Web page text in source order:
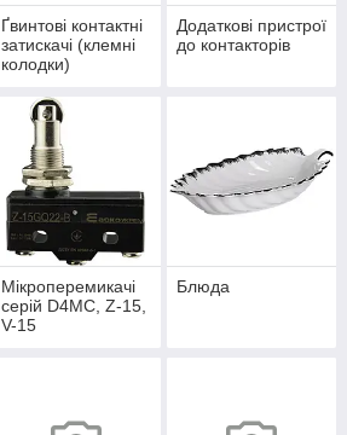
Ґвинтові контактні
затискачі (клемні
колодки)
Додаткові пристрої
до контакторів
Мікроперемикачі
серій D4MC, Z-15,
V-15
Блюда